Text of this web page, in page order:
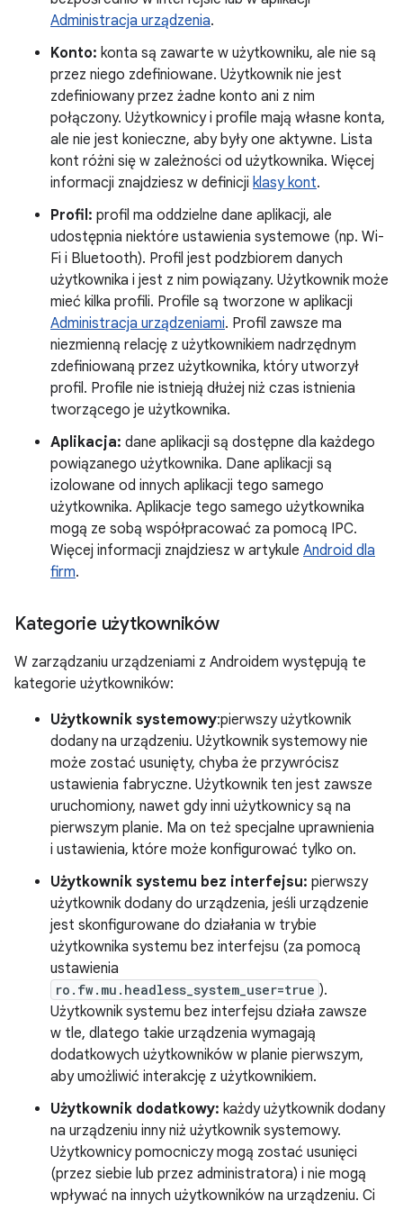
Administracja urządzenia.
Konto: konta są zawarte w użytkowniku, ale nie są
przez niego zdefiniowane. Użytkownik nie jest
zdefiniowany przez żadne konto ani z nim
połączony. Użytkownicy i profile mają własne konta,
ale nie jest konieczne, aby były one aktywne. Lista
kont różni się w zależności od użytkownika. Więcej
informacji znajdziesz w definicji klasy kont.
Profil: profil ma oddzielne dane aplikacji, ale
udostępnia niektóre ustawienia systemowe (np. Wi-
Fi i Bluetooth). Profil jest podzbiorem danych
użytkownika i jest z nim powiązany. Użytkownik może
mieć kilka profili. Profile są tworzone w aplikacji
Administracja urządzeniami. Profil zawsze ma
niezmienną relację z użytkownikiem nadrzędnym
zdefiniowaną przez użytkownika, który utworzył
profil. Profile nie istnieją dłużej niż czas istnienia
tworzącego je użytkownika.
Aplikacja: dane aplikacji są dostępne dla każdego
powiązanego użytkownika. Dane aplikacji są
izolowane od innych aplikacji tego samego
użytkownika. Aplikacje tego samego użytkownika
mogą ze sobą współpracować za pomocą IPC.
Więcej informacji znajdziesz w artykule Android dla
firm.
Kategorie użytkowników
W zarządzaniu urządzeniami z Androidem występują te
kategorie użytkowników:
Użytkownik systemowy:pierwszy użytkownik
dodany na urządzeniu. Użytkownik systemowy nie
może zostać usunięty, chyba że przywrócisz
ustawienia fabryczne. Użytkownik ten jest zawsze
uruchomiony, nawet gdy inni użytkownicy są na
pierwszym planie. Ma on też specjalne uprawnienia
i ustawienia, które może konfigurować tylko on.
Użytkownik systemu bez interfejsu: pierwszy
użytkownik dodany do urządzenia, jeśli urządzenie
jest skonfigurowane do działania w trybie
użytkownika systemu bez interfejsu (za pomocą
ustawienia
ro.fw.mu.headless_system_user=true ).
Użytkownik systemu bez interfejsu działa zawsze
w tle, dlatego takie urządzenia wymagają
dodatkowych użytkowników w planie pierwszym,
aby umożliwić interakcję z użytkownikiem.
Użytkownik dodatkowy: każdy użytkownik dodany
na urządzeniu inny niż użytkownik systemowy.
Użytkownicy pomocniczy mogą zostać usunięci
(przez siebie lub przez administratora) i nie mogą
wpływać na innych użytkowników na urządzeniu. Ci